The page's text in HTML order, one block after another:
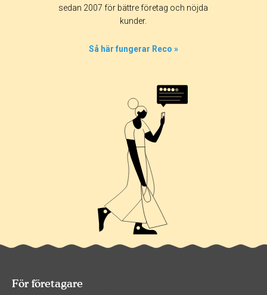
sedan 2007 för bättre företag och nöjda
kunder.
Så här fungerar Reco »
För företagare